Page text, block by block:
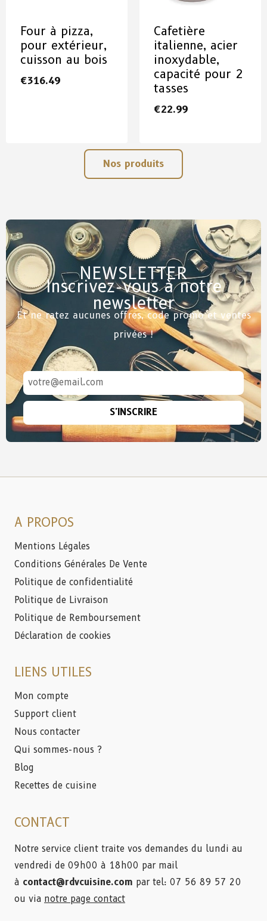
Four à pizza,
pour extérieur,
cuisson au bois
€316.49
Cafetière
italienne, acier
inoxydable,
capacité pour 2
tasses
€22.99
Nos produits
NEWSLETTER
Inscrivez-vous à notre
newsletter
Et ne ratez aucunes offres, code promo et ventes
privées !
S'INSCRIRE
A PROPOS
Mentions Légales
Conditions Générales De Vente
Politique de confidentialité
Politique de Livraison
Politique de Remboursement
Déclaration de cookies
LIENS UTILES
Mon compte
Support client
Nous contacter
Qui sommes-nous ?
Blog
Recettes de cuisine
CONTACT
Notre service client traite vos demandes du lundi au
vendredi de 09h00 à 18h00 par mail
à contact@rdvcuisine.com par tel: 07 56 89 57 20
ou via notre page contact